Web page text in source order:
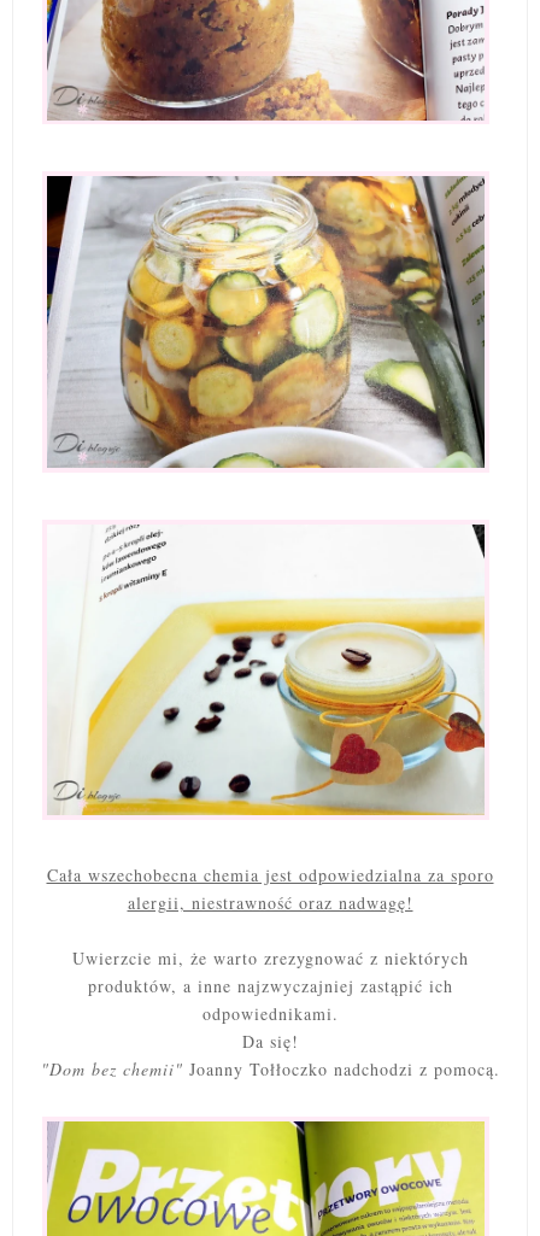
Cała wszechobecna chemia jest odpowiedzialna za sporo
alergii, niestrawność oraz nadwagę!
Uwierzcie mi, że warto zrezygnować z niektórych
produktów, a inne najzwyczajniej zastąpić ich
odpowiednikami.
Da się!
"Dom bez chemii" Joanny Tołłoczko nadchodzi z pomocą.